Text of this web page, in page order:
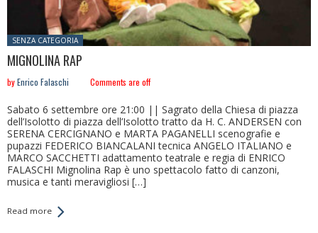
Posted in:
SENZA CATEGORIA
MIGNOLINA RAP
byEnrico Falaschi Comments are off
Sabato 6 settembre ore 21:00 || Sagrato della Chiesa di piazza
dell’Isolotto di piazza dell’Isolotto tratto da H. C. ANDERSEN con
SERENA CERCIGNANO e MARTA PAGANELLI scenografie e
pupazzi FEDERICO BIANCALANI tecnica ANGELO ITALIANO e
MARCO SACCHETTI adattamento teatrale e regia di ENRICO
FALASCHI Mignolina Rap è uno spettacolo fatto di canzoni,
musica e tanti meravigliosi […]
Read more